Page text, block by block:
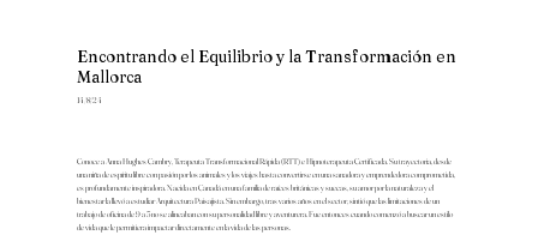
Encontrando el Equilibrio y la Transformación en
Mallorca
14/8/24
Conoce a Anna Hughes Cambry, Terapeuta Transformacional Rápida (RTT) e Hipnoterapeuta Certificada. Su trayectoria, desde
una niña de espíritu libre con pasión por los animales y los viajes hasta convertirse en una sanadora y emprendedora comprometida,
es profundamente inspiradora. Nacida en Canadá en una familia de raíces británicas y suecas, su amor por la naturaleza y el
bienestar la llevó a estudiar Arquitectura Paisajista. Sin embargo, tras varios años en el sector, sintió que las limitaciones de un
trabajo de oficina de 9 a 5 no se alineaban con su personalidad libre y aventurera. Fue entonces cuando comenzó a buscar un estilo
de vida que le permitiera impactar directamente en la vida de las personas.